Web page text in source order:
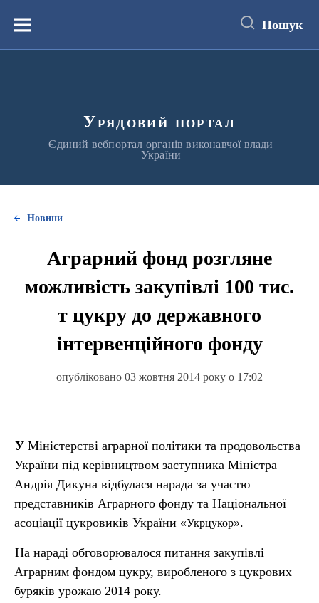
вмістуМеню Пошук
Урядовий портал
Єдиний вебпортал органів виконавчої влади
України
Новини
Аграрний фонд розгляне
можливість закупівлі 100 тис.
т цукру до державного
інтервенційного фонду
опубліковано 03 жовтня 2014 року о 17:02
У Міністерстві аграрної політики та продовольства
України під керівництвом заступника Міністра
Андрія Дикуна відбулася нарада за участю
представників Аграрного фонду та Національної
асоціації цукровиків України «Укрцукор».
На нараді обговорювалося питання закупівлі
Аграрним фондом цукру, виробленого з цукрових
буряків урожаю 2014 року.